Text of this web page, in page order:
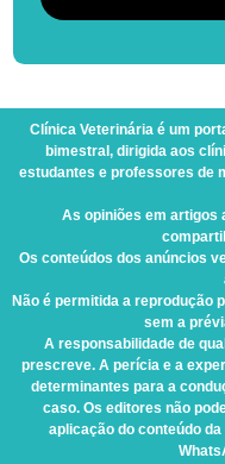
Clínica Veterinária é um
bimestral, dirigida aos
estudantes e professores de
As opiniões em artigos
Os conteúdos dos anúncios
Não é permitida a reprodução
sem a
A responsabilidade de
prescreve. A perícia e a
determinantes para a
caso. Os editores não
aplicação do conteúdo